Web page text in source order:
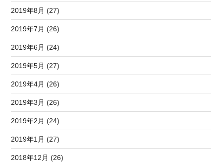
2019年8月 (27)
2019年7月 (26)
2019年6月 (24)
2019年5月 (27)
2019年4月 (26)
2019年3月 (26)
2019年2月 (24)
2019年1月 (27)
2018年12月 (26)